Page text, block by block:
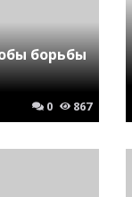
борьбы
0 867